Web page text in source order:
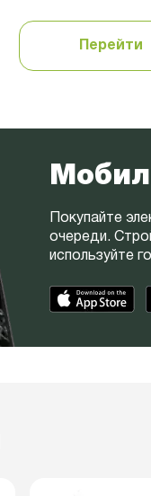
Перейти
Покупайте
очереди.
используйте